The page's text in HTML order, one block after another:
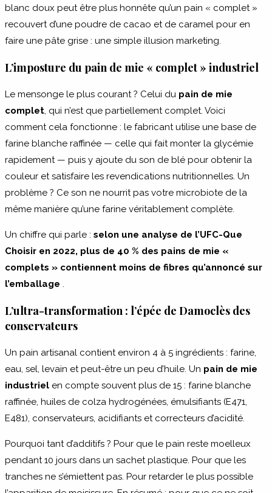
blanc doux peut être plus honnête qu’un pain « complet »
recouvert d’une poudre de cacao et de caramel pour en
faire une pâte grise : une simple illusion marketing.
L’imposture du pain de mie « complet » industriel
Le mensonge le plus courant ? Celui du pain de mie
complet, qui n’est que partiellement complet. Voici
comment cela fonctionne : le fabricant utilise une base de
farine blanche raffinée — celle qui fait monter la glycémie
rapidement — puis y ajoute du son de blé pour obtenir la
couleur et satisfaire les revendications nutritionnelles. Un
problème ? Ce son ne nourrit pas votre microbiote de la
même manière qu’une farine véritablement complète.
Un chiffre qui parle : selon une analyse de l’UFC-Que
Choisir en 2022, plus de 40 % des pains de mie «
complets » contiennent moins de fibres qu’annoncé sur
l’emballage .
L’ultra-transformation : l’épée de Damoclès des
conservateurs
Un pain artisanal contient environ 4 à 5 ingrédients : farine,
eau, sel, levain et peut-être un peu d’huile. Un pain de mie
industriel en compte souvent plus de 15 : farine blanche
raffinée, huiles de colza hydrogénées, émulsifiants (E471,
E481), conservateurs, acidifiants et correcteurs d’acidité.
Pourquoi tant d’additifs ? Pour que le pain reste moelleux
pendant 10 jours dans un sachet plastique. Pour que les
tranches ne s’émiettent pas. Pour retarder le plus possible